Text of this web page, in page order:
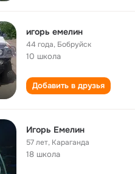
игорь емелин
44 года, Бобруйск
10 школа
Добавить в друзья
Игорь Емелин
57 лет, Караганда
18 школа